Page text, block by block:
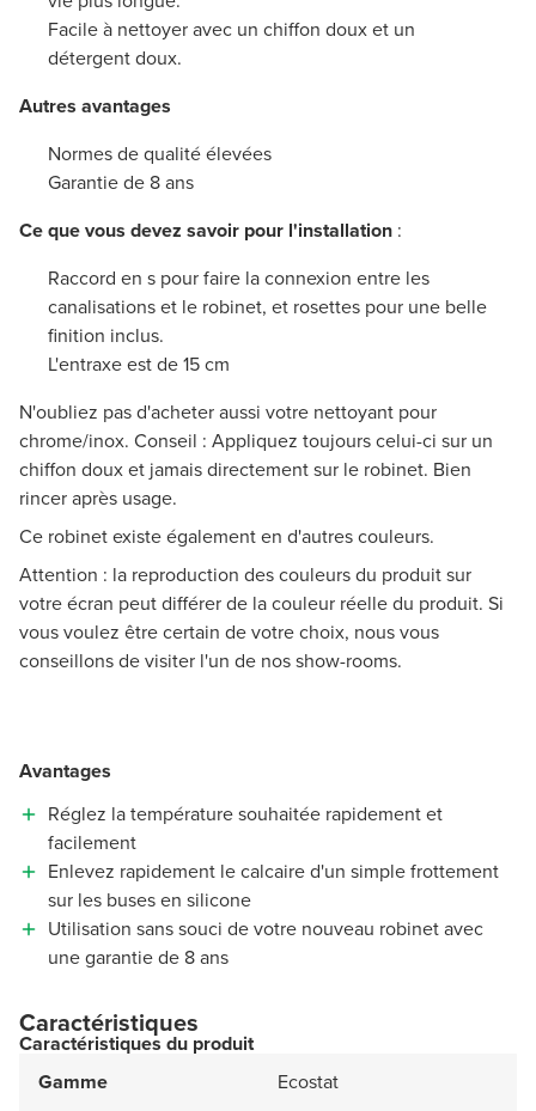
Facile à nettoyer avec un chiffon doux et un
détergent doux.
Autres avantages
Normes de qualité élevées
Garantie de 8 ans
Ce que vous devez savoir pour l'installation :
Raccord en s pour faire la connexion entre les
canalisations et le robinet, et rosettes pour une belle
finition inclus.
L'entraxe est de 15 cm
N'oubliez pas d'acheter aussi votre nettoyant pour
chrome/inox. Conseil : Appliquez toujours celui-ci sur un
chiffon doux et jamais directement sur le robinet. Bien
rincer après usage.
Ce robinet existe également en d'autres couleurs.
Attention : la reproduction des couleurs du produit sur
votre écran peut différer de la couleur réelle du produit. Si
vous voulez être certain de votre choix, nous vous
conseillons de visiter l'un de nos show-rooms.
Avantages
Réglez la température souhaitée rapidement et
facilement
Enlevez rapidement le calcaire d'un simple frottement
sur les buses en silicone
Utilisation sans souci de votre nouveau robinet avec
une garantie de 8 ans
Caractéristiques
Caractéristiques du produit
Gamme
Ecostat